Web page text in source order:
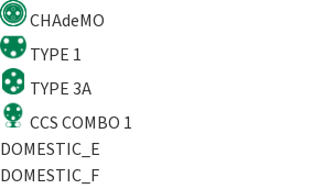
CHAdeMO
TYPE 1
TYPE 3A
CCS COMBO 1
DOMESTIC_E
DOMESTIC_F